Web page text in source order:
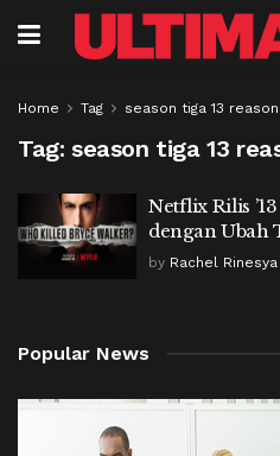
Home Tag season tiga 13
Tag: season tiga 13
Netflix Rilis
dengan Ubah
by Rachel
Popular News